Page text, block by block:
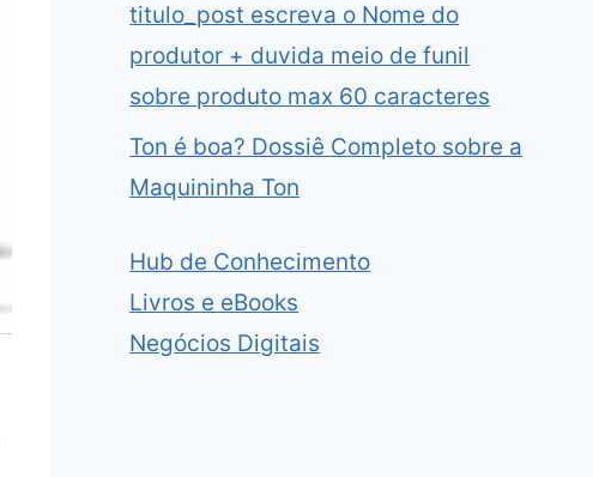
titulo_post escreva o Nome do
produtor + duvida meio de funil
sobre produto max 60 caracteres
Ton é boa? Dossiê Completo sobre a
Maquininha Ton
Hub de Conhecimento
Livros e eBooks
Negócios Digitais